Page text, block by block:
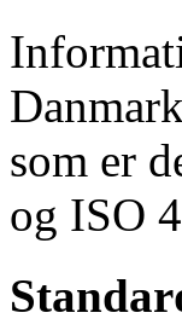
som er
og ISO